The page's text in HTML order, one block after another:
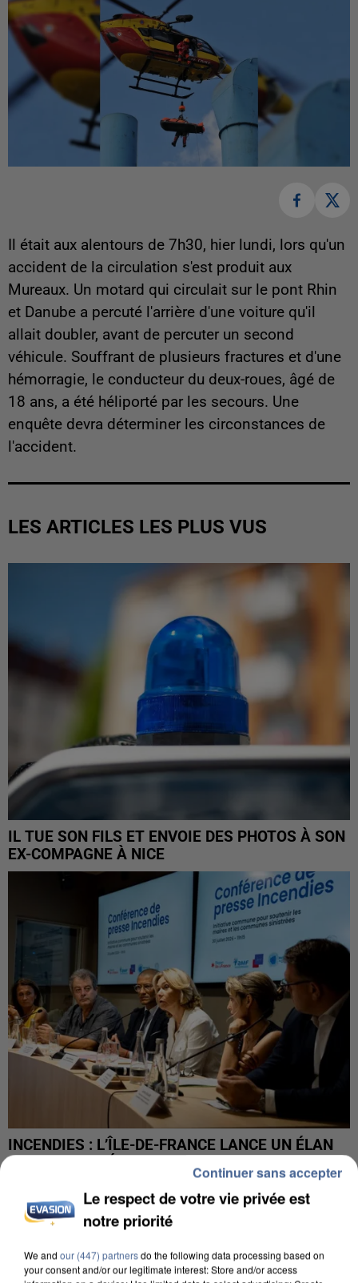
Il était aux alentours de 7h30, hier lundi, lors qu'un
accident de la circulation s'est produit aux
Mureaux. Un motard qui circulait sur le pont Rhin
et Danube a percuté l'arrière d'une voiture qu'il
allait doubler, avant de percuter un second
véhicule. Souffrant de plusieurs fractures et d'une
hémorragie, le conducteur du deux-roues, âgé de
18 ans, a été héliporté par les secours. Une
enquête devra déterminer les circonstances de
l'accident.
LES ARTICLES LES PLUS VUS
IL TUE SON FILS ET ENVOIE DES PHOTOS À SON
EX-COMPAGNE À NICE
INCENDIES : L’ÎLE-DE-FRANCE LANCE UN ÉLAN
DE SOLIDARITÉ AVEC LES...
Le respect de votre vie privée est
notre priorité
We and our (447) partnersdo the following data processing based on
your consent and/or our legitimate interest: Store and/or access
Continuer sans accepter